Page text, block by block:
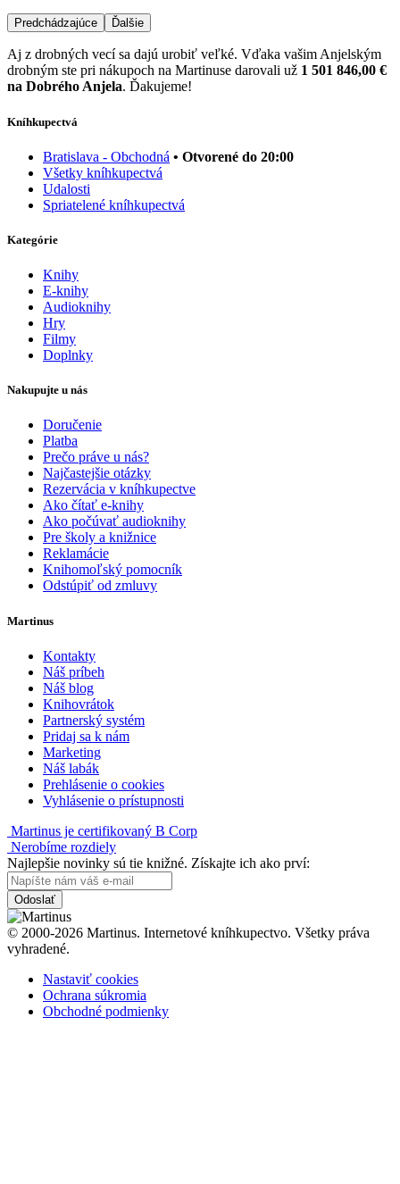
Predchádzajúce Ďalšie
Aj z drobných vecí sa dajú urobiť veľké. Vďaka vašim Anjelským
drobným ste pri nákupoch na Martinuse darovali už 1 501 846,00 €
na Dobrého Anjela. Ďakujeme!
Kníhkupectvá
Bratislava - Obchodná • Otvorené do 20:00
Všetky kníhkupectvá
Udalosti
Spriatelené kníhkupectvá
Kategórie
Knihy
E-knihy
Audioknihy
Hry
Filmy
Doplnky
Nakupujte u nás
Doručenie
Platba
Prečo práve u nás?
Najčastejšie otázky
Rezervácia v kníhkupectve
Ako čítať e-knihy
Ako počúvať audioknihy
Pre školy a knižnice
Reklamácie
Knihomoľský pomocník
Odstúpiť od zmluvy
Martinus
Kontakty
Náš príbeh
Náš blog
Knihovrátok
Partnerský systém
Pridaj sa k nám
Marketing
Náš labák
Prehlásenie o cookies
Vyhlásenie o prístupnosti
Martinus je certifikovaný B Corp
Nerobíme rozdiely
Najlepšie novinky sú tie knižné. Získajte ich ako prví:
Odoslať
© 2000-2026 Martinus. Internetové kníhkupectvo. Všetky práva
vyhradené.
Nastaviť cookies
Ochrana súkromia
Obchodné podmienky